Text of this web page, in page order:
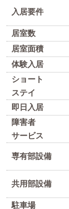
入居要件
居室数
居室面積
体験入居
ショート
ステイ
即日入居
障害者
サービス
専有部設備
共用部設備
駐車場